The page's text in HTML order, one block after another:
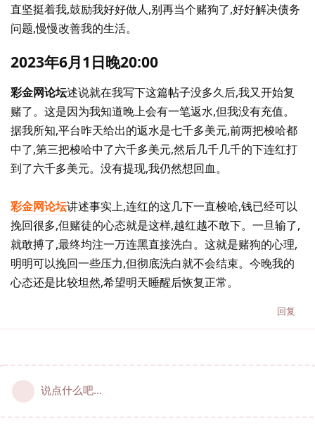
直坚挺着我,鼓励我好好做人,别再当个赌狗了,好好解决债务
问题,慢慢改善我的生活。
2023年6月1日晚20:00
彩金网论坛述说就在我写下这篇帖子没多久后,我又开始复
赌了。这是因为我知道晚上会有一笔返水,但我没有充值。
据我所知,平台昨天给出的返水是七千多美元,前两把梭哈都
中了,第三把梭哈中了六千多美元,然后几千几千的下连红打
到了六千多美元。没有提现,我仍然想回血。
彩金网论坛讲述事实上,连红的这几下一直梭哈,钱已经可以
挽回很多,但赌徒的心态就是这样,越红越不敢下。一旦输了,
就敢搏了,最终均注一万连黑直接洗白。这就是赌狗的心理,
明明可以挽回一些压力,但彻底洗白就不会结束。今晚我的
心态还是比较坦然,希望明天睡醒后恢复正常。
回复
说点什么吧...